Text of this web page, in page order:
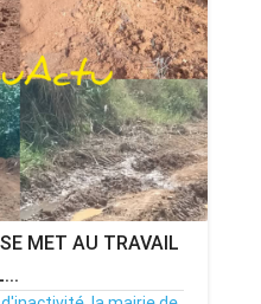
MET AU TRAVAIL